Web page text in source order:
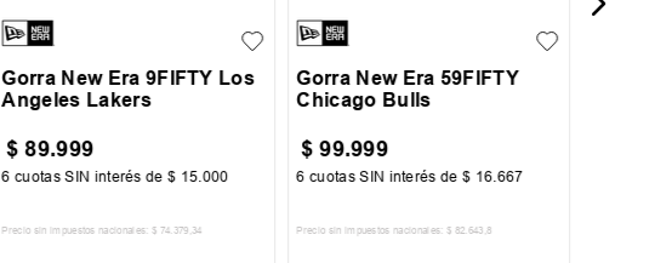
Gorra New Era 9FIFTY Los
Angeles Lakers
$ 89.999
6 cuotas SIN interés de$ 15 000
Precio sin impuestos nacionales: $ 74.379 ,34
7 3/8
Gorra New Era 59FIFTY
Chicago Bulls
$ 99.999
6 cuotas SIN interés de$ 16 667
Precio sin impuestos nacionales: $ 82.643 ,8